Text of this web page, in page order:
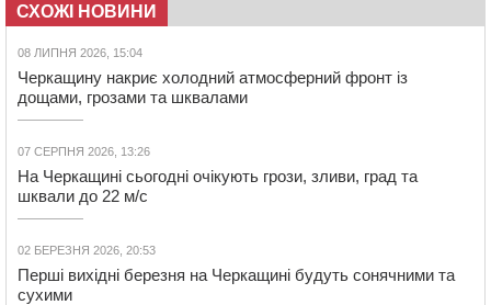
СХОЖІ НОВИНИ
08 ЛИПНЯ 2026, 15:04
Черкащину накриє холодний атмосферний фронт із
дощами, грозами та шквалами
07 СЕРПНЯ 2026, 13:26
На Черкащині сьогодні очікують грози, зливи, град та
шквали до 22 м/с
02 БЕРЕЗНЯ 2026, 20:53
Перші вихідні березня на Черкащині будуть сонячними та
сухими